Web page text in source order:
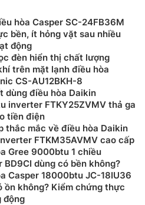
được trang bị công nghệ
sạch bụi bẩn PM2.5, ức
mốc, hấp thụ và phân hủy
3 lớp lọc tiên tiến.
hòa Casper SC-24FB36M
bền, ít hỏng vặt sau nhiều
động
đèn hiển thị chất lượng
trên mặt lạnh điều hòa
CS-AU12BKH-8
dùng điều hòa Daikin
inverter FTKY25ZVMV thả ga
tiền điện
thắc mắc về điều hòa Daikin
FTKM35AVMV cao cấp
Gree 9000btu 1 chiều
BD9CI dùng có bền không?
Casper 18000btu JC-18IU36
ồn không? Kiểm chứng thực
động